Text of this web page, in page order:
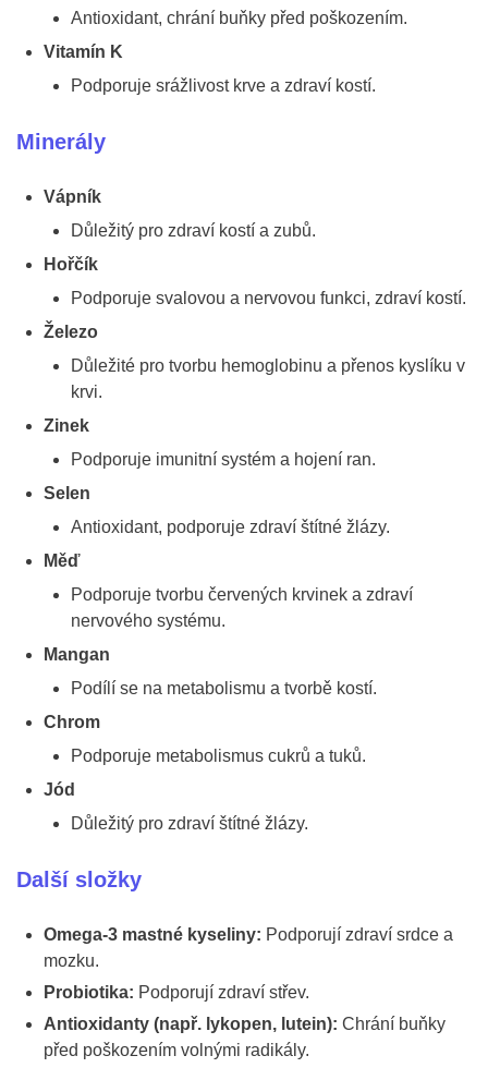
Antioxidant, chrání buňky před poškozením.
Vitamín K
Podporuje srážlivost krve a zdraví kostí.
Minerály
Vápník
Důležitý pro zdraví kostí a zubů.
Hořčík
Podporuje svalovou a nervovou funkci, zdraví kostí.
Železo
Důležité pro tvorbu hemoglobinu a přenos kyslíku v
krvi.
Zinek
Podporuje imunitní systém a hojení ran.
Selen
Antioxidant, podporuje zdraví štítné žlázy.
Měď
Podporuje tvorbu červených krvinek a zdraví
nervového systému.
Mangan
Podílí se na metabolismu a tvorbě kostí.
Chrom
Podporuje metabolismus cukrů a tuků.
Jód
Důležitý pro zdraví štítné žlázy.
Další složky
Omega-3 mastné kyseliny: Podporují zdraví srdce a
mozku.
Probiotika: Podporují zdraví střev.
Antioxidanty (např. lykopen, lutein): Chrání buňky
před poškozením volnými radikály.